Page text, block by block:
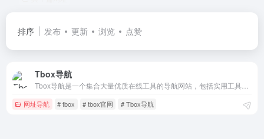
排序 发布 更新 浏览 点赞
Tbox导航
网址导航 # tbox # tbox官网 # Tbox导航